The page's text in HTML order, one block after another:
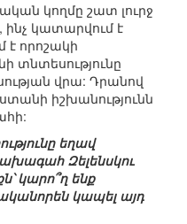
կողմը շատ լուրջ
ինչ կատարվում է
է որոշակի
տնտեսությունը
վրա: Դրանով
իշխանությունն
եղավ
Զելենսկու
կարո՞ղ ենք
կապել այդ